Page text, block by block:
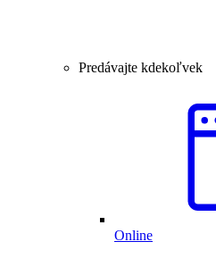
Predávajte kdekoľvek
Online